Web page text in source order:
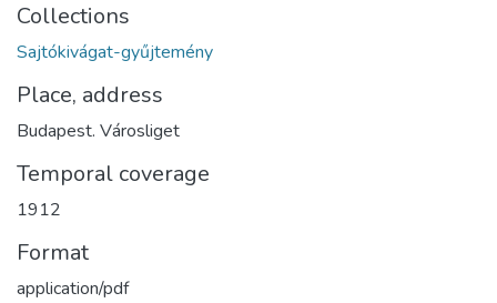
Collections
Sajtókivágat-gyűjtemény
Place, address
Budapest. Városliget
Temporal coverage
1912
Format
application/pdf